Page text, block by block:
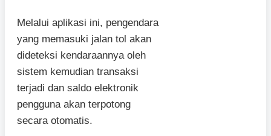
Melalui aplikasi ini, pengendara
yang memasuki jalan tol akan
dideteksi kendaraannya oleh
sistem kemudian transaksi
terjadi dan saldo elektronik
pengguna akan terpotong
secara otomatis.